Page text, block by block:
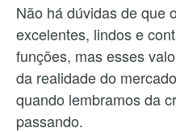
Não há dúvidas de que
excelentes, lindos e
funções, mas esses
da realidade do
quando lembramos da
passando.